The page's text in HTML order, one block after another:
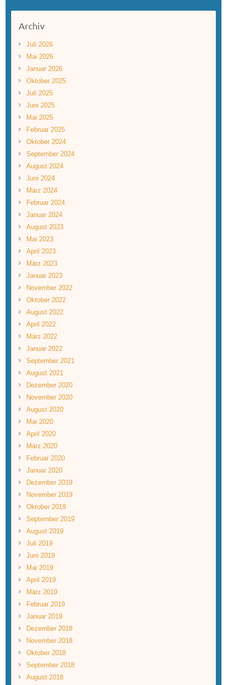
Archiv
Juli 2026
Mai 2026
Januar 2026
Oktober 2025
Juli 2025
Juni 2025
Mai 2025
Februar 2025
Oktober 2024
September 2024
August 2024
Juni 2024
März 2024
Februar 2024
Januar 2024
August 2023
Mai 2023
April 2023
März 2023
Januar 2023
November 2022
Oktober 2022
August 2022
April 2022
März 2022
Januar 2022
September 2021
August 2021
Dezember 2020
November 2020
August 2020
Mai 2020
April 2020
März 2020
Februar 2020
Januar 2020
Dezember 2019
November 2019
Oktober 2019
September 2019
August 2019
Juli 2019
Juni 2019
Mai 2019
April 2019
März 2019
Februar 2019
Januar 2019
Dezember 2018
November 2018
Oktober 2018
September 2018
August 2018